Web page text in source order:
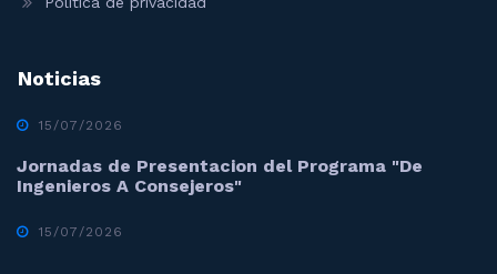
Noticias
15/07/2026
Jornadas de Presentacion del Programa "De
Ingenieros A Consejeros"
15/07/2026